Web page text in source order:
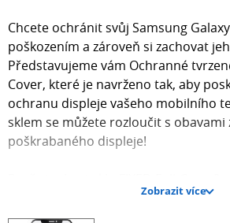
Chcete ochránit svůj Samsung
poškozením a zároveň si zachovat
Představujeme vám Ochranné
Cover, které je navrženo tak, aby
ochranu displeje vašeho mobilního
sklem se můžete rozloučit s
poškrabaného displeje!
Maximální ochrana displeje před
Zobrazit více